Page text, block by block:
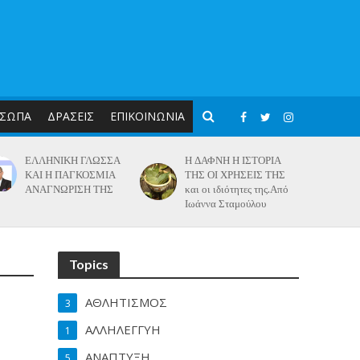
ΔΡΑΣΕΙΣ ΕΠΙΚΟΙΝΩΝΙΑ
ΕΛΛΗΝΙΚΗ ΓΛΩΣΣΑ
ΚΑΙ Η ΠΑΓΚΟΣΜΙΑ
ΑΝΑΓΝΩΡΙΣΗ ΤΗΣ
Η ΔΑΦΝΗ Η ΙΣΤΟΡΙΑ
ΤΗΣ ΟΙ ΧΡΗΣΕΙΣ ΤΗΣ
και οι ιδιότητες της.Από
Ιωάννα Σταμούλου
Topics
ΑΘΛΗΤΙΣΜΟΣ
3
ΑΛΛΗΛΕΓΓΥΗ
1
ΑΝΑΠΤΥΞΗ